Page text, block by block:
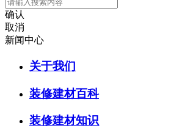
确认
取消
新闻中心
关于我们
装修建材百科
装修建材知识